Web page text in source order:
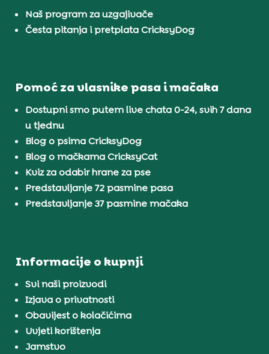
Naš program za uzgajivače
Česta pitanja i pretplata CricksyDog
Pomoć za vlasnike pasa i mačaka
Dostupni smo putem live chata 0-24, svih 7 dana
u tjednu
Blog o psima CricksyDog
Blog o mačkama CricksyCat
Kviz za odabir hrane za pse
Predstavljanje 72 pasmine pasa
Predstavljanje 37 pasmine mačaka
Informacije o kupnji
Svi naši proizvodi
Izjava o privatnosti
Obavijest o kolačićima
Uvjeti korištenja
Jamstvo